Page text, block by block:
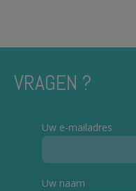
VRAGEN ?
Uw e-mailadres
Uw naam